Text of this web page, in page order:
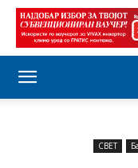
СВЕТ